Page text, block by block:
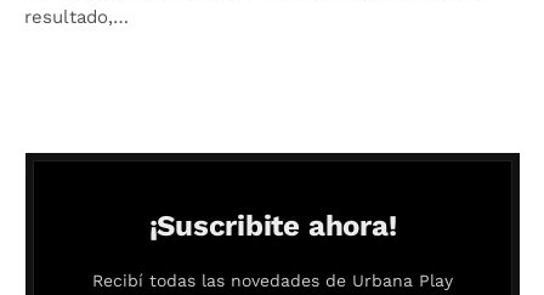
resultado,…
¡Suscribite ahora!
Recibí todas las novedades de Urbana Play